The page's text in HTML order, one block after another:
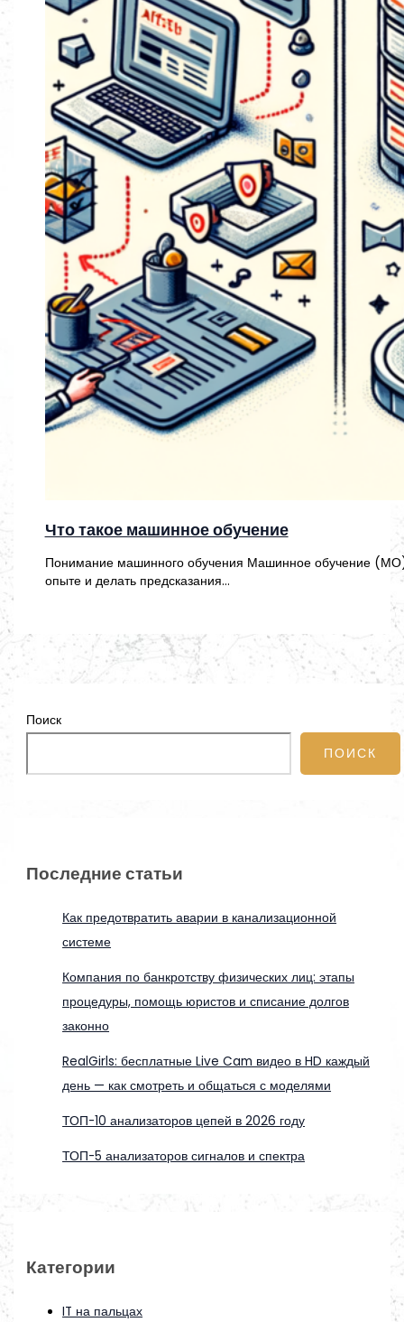
Что такое машинное обучение
Понимание машинного обучения Машинное обучение (МО)
опыте и делать предсказания…
Поиск
ПОИСК
Последние статьи
Как предотвратить аварии в канализационной
системе
Компания по банкротству физических лиц: этапы
процедуры, помощь юристов и списание долгов
законно
RealGirls: бесплатные Live Cam видео в HD каждый
день — как смотреть и общаться с моделями
ТОП-10 анализаторов цепей в 2026 году
ТОП-5 анализаторов сигналов и спектра
Категории
IT на пальцах